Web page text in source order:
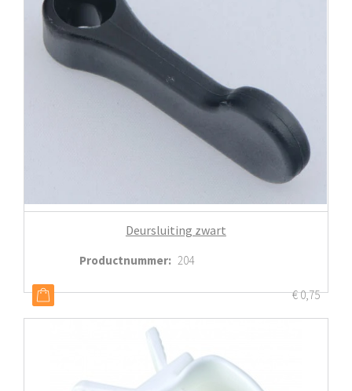
Deursluiting zwart
Productnummer: 204
€0,75